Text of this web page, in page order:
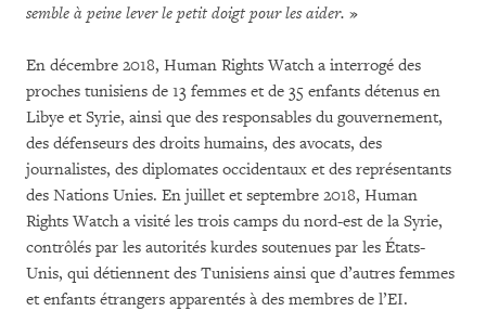
semble à peine lever le petit doigt pour les aider. »
En décembre 2018, Human Rights Watch a interrogé des
proches tunisiens de 13 femmes et de 35 enfants détenus en
Libye et Syrie, ainsi que des responsables du gouvernement,
des défenseurs des droits humains, des avocats, des
journalistes, des diplomates occidentaux et des représentants
des Nations Unies. En juillet et septembre 2018, Human
Rights Watch a visité les trois camps du nord-est de la Syrie,
contrôlés par les autorités kurdes soutenues par les États-
Unis, qui détiennent des Tunisiens ainsi que d’autres femmes
et enfants étrangers apparentés à des membres de l’EI.